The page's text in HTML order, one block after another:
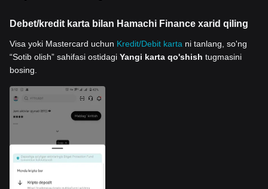
Debet/kredit karta bilan Hamachi Finance xarid qiling
Visa yoki Mastercard uchun Kredit/Debit karta ni tanlang, so'ng
“Sotib olish” sahifasi ostidagi Yangi karta qo'shish tugmasini
bosing.